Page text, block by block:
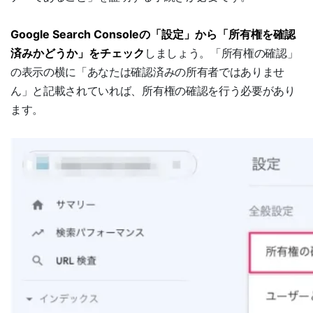
Google Search Consoleの「設定」から「所有権を確認
済みかどうか」をチェック しましょう。「所有権の確認」
の表示の横に「あなたは確認済みの所有者ではありませ
ん」と記載されていれば、所有権の確認を行う必要があり
ます。